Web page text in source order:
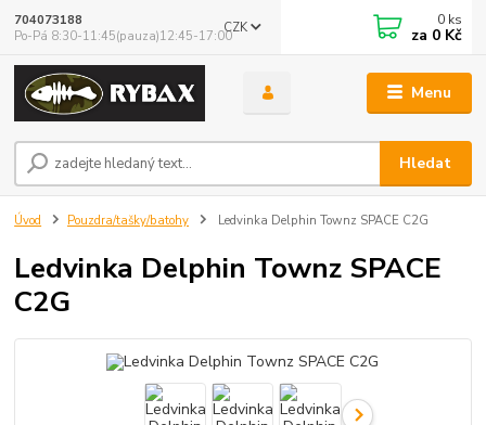
Menu
CZK
Hledat
704073188
Po-Pá 8:30-11:45(pauza)12:45-17:00
0 ks
za 0 Kč
Úvod Pouzdra/tašky/batohy Ledvinka Delphin Townz SPACE C2G
Ledvinka Delphin Townz SPACE
C2G